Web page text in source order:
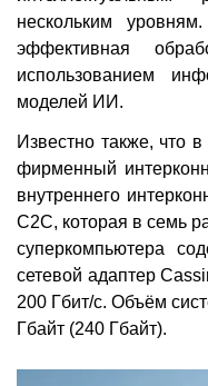
нескольким
эффективная
использованием
моделей ИИ.
Известно также, что
фирменный
внутреннего
C2C, которая в семь
суперкомпьютера
сетевой адаптер
200 Гбит/с. Объём
Гбайт (240 Гбайт).